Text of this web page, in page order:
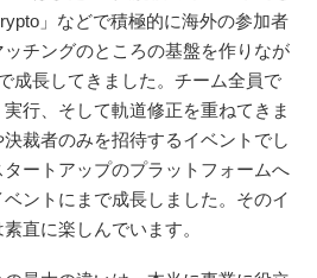
」などで積極的に海外の参加者
チングのところの基盤を作りなが
成長してきました。チーム全員で
行、そして軌道修正を重ねてきま
裁者のみを招待するイベントでし
ートアップのプラットフォームへ
ントにまで成長しました。そのイ
直に楽しんでいます。